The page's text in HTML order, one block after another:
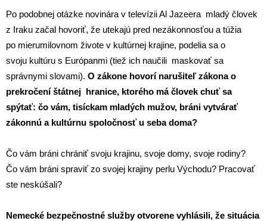
Po podobnej otázke novinára v televízii Al Jazeera mladý človek
z Iraku začal hovoriť, že utekajú pred nezákonnosťou a túžia
po mierumilovnom živote v kultúrnej krajine, podelia sa o
svoju kultúru s Európanmi (tiež ich naučili maskovať sa
správnymi slovami). O zákone hovorí narušiteľ zákona o
prekročení štátnej hranice, ktorého má človek chuť sa
spýtať: čo vám, tisíckam mladých mužov, bráni vytvárať
zákonnú a kultúrnu spoločnosť u seba doma?
Čo vám bráni chrániť svoju krajinu, svoje domy, svoje rodiny?
Čo vám bráni spraviť zo svojej krajiny perlu Východu? Pracovať
ste neskúšali?
Nemecké bezpečnostné služby otvorene vyhlásili, že situácia